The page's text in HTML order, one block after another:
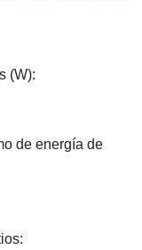
(W):
de energía de